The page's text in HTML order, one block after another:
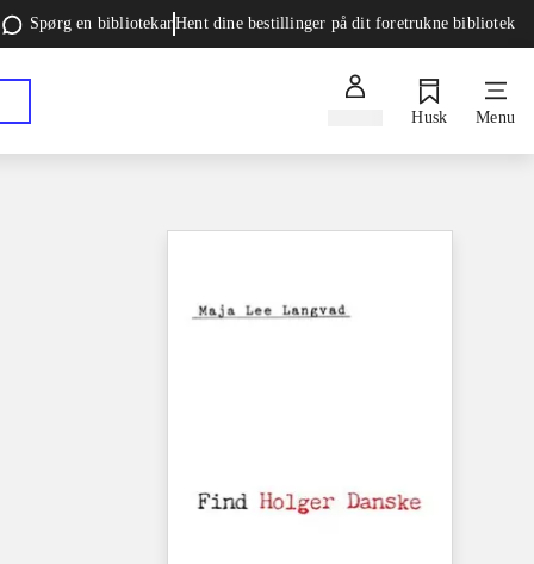
Spørg en bibliotekarHent dine bestillinger på dit foretrukne bibliotek
Husk Menu